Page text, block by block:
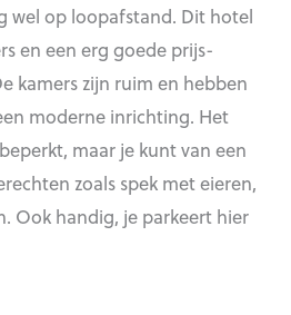
wel op loopafstand. Dit hotel
en een erg goede prijs-
kamers zijn ruim en hebben
moderne inrichting. Het
maar je kunt van een
zoals spek met eieren,
Ook handig, je parkeert hier